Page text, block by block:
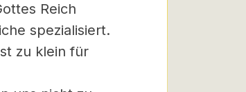
Reich
spezialisiert.
zu klein für